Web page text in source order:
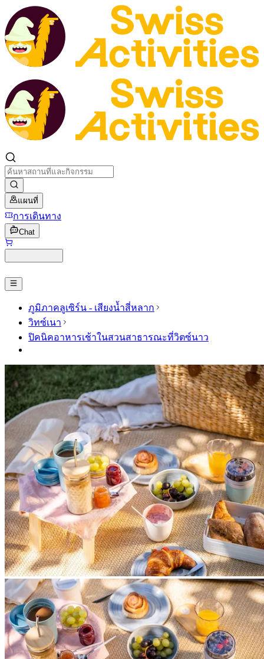
แผนที่
การเดินทาง
Chat
ภูมิภาคลูเซิร์น - เสียงน้ำสี่หลาก
วิทซ์เนา
ปิคนิคอาหารเช้าในสวนสาธารณะที่วิตซ์นาว